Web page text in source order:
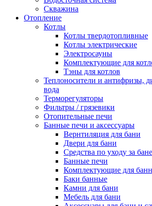
Скважина
Отопление
Котлы
Котлы твердотопливные
Котлы электрические
Электросауны
Комплектующие для
Тэны для котлов
Теплоносители и антифризы,
вода
Терморегуляторы
Фильтры / грязевики
Отопительные печи
Банные печи и аксессуары
Вернтиляция для бани
Двери для бани
Средства по уходу за
Банные печи
Комплектующие для
Баки банные
Камни для бани
Мебель для бани